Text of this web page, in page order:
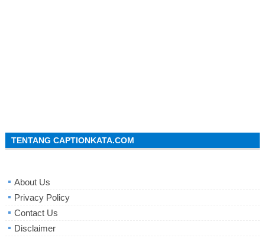
TENTANG CAPTIONKATA.COM
About Us
Privacy Policy
Contact Us
Disclaimer